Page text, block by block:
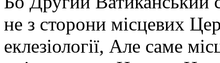
не з сторони місцевих
еклезіології, Але саме